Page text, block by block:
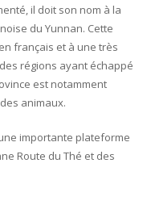
il doit son nom à la
du Yunnan. Cette
français et à une très
régions ayant échappé
est notamment
animaux.
importante plateforme
Route du Thé et des